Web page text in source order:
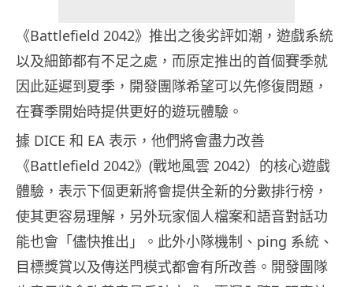
《Battlefield 2042》推出之後劣評如潮，遊戲系統
以及細節都有不足之處，而原定推出的首個賽季就
因此延遲到夏季，開發團隊希望可以先修復問題，
在賽季開始時提供更好的遊玩體驗。
據 DICE 和 EA 表示，他們將會盡力改善
《Battlefield 2042》(戰地風雲 2042）的核心遊戲
體驗，表示下個更新將會提供全新的分數排行榜，
使其更容易理解，另外玩家個人檔案和語音對話功
能也會「儘快推出」。此外小隊機制、ping 系統、
目標獎賞以及傳送門模式都會有所改善。開發團隊